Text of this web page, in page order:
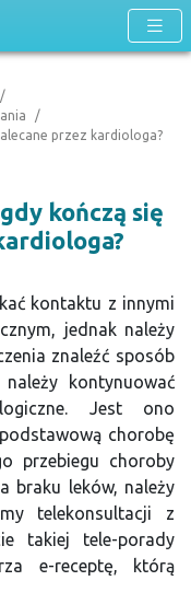
przez kardiologa?
kończą się
kontaktu z innymi
jednak należy
znaleźć sposób
kontynuować
Jest ono
chorobę
przebiegu choroby
braku leków, należy
telekonsultacji z
takiej tele-porady
e-receptę, którą